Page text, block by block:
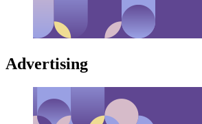
Advertising